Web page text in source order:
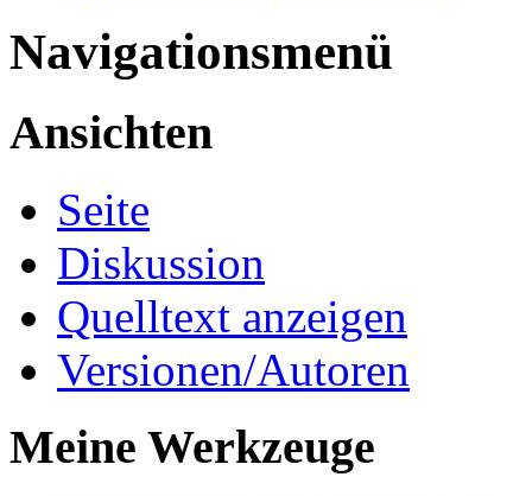
Navigationsmenü
Ansichten
Seite
Diskussion
Quelltext anzeigen
Versionen/Autoren
Meine Werkzeuge